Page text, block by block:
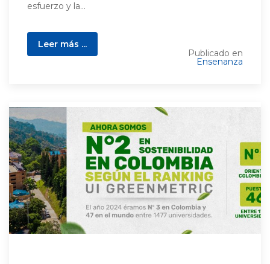
esfuerzo y la...
Leer más ...
Publicado en
Ensenanza